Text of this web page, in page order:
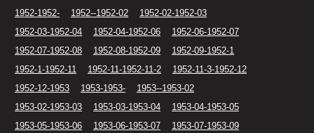
1952-1952-
1952--1952-02
1952-02-1952-03
1952-03-1952-04
1952-04-1952-06
1952-06-1952-07
1952-07-1952-08
1952-08-1952-09
1952-09-1952-1
1952-1-1952-11
1952-11-1952-11-2
1952-11-3-1952-12
1952-12-1953
1953-1953-
1953--1953-02
1953-02-1953-03
1953-03-1953-04
1953-04-1953-05
1953-05-1953-06
1953-06-1953-07 1953-07-1953-09